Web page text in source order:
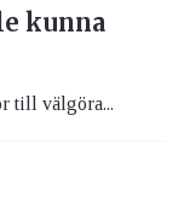
kunna
till välgöra...